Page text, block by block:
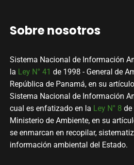
Sobre nosotros
Sistema Nacional de Información
la Ley N° 41 de 1998 - General de
República de Panamá, en su
Sistema Nacional de Información
cual es enfatizado en la Ley N° 8 de
Ministerio de Ambiente, en su
se enmarcan en recopilar,
información ambiental del Estado.